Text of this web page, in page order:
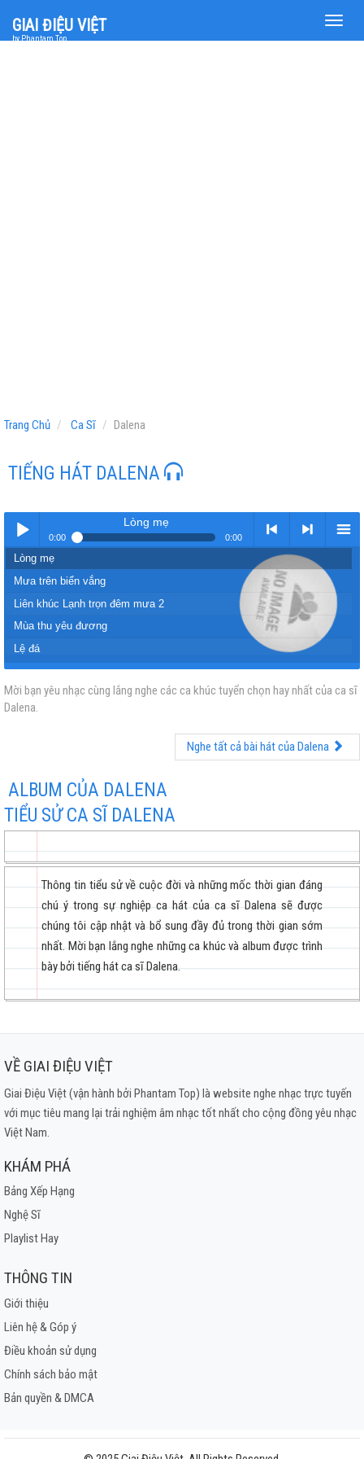
Toggle
GIAI ĐIỆU VIỆT
by Phantam Top
Trang Chủ Ca Sĩ Dalena
TIẾNG HÁT DALENA
Play /
pause
Lòng mẹ
0:00 0:00
<
previous
> nextmenu
Lòng mẹ
Mưa trên biển vắng
Liên khúc Lạnh trọn đêm mưa 2
Mùa thu yêu đương
Lệ đá
Tình bạn
Mời bạn yêu nhạc cùng lắng nghe các ca khúc tuyển chọn hay nhất của ca sĩ
Dalena.
Nghe tất cả bài hát của Dalena
ALBUM CỦA DALENA
TIỂU SỬ CA SĨ DALENA
Thông tin tiểu sử về cuộc đời và những mốc thời gian đáng
chú ý trong sự nghiệp ca hát của ca sĩ Dalena sẽ được
chúng tôi cập nhật và bổ sung đầy đủ trong thời gian sớm
nhất. Mời bạn lắng nghe những ca khúc và album được trình
bày bởi tiếng hát ca sĩ Dalena.
VỀ GIAI ĐIỆU VIỆT
Giai Điệu Việt (vận hành bởi Phantam Top) là website nghe nhạc trực tuyến
với mục tiêu mang lại trải nghiệm âm nhạc tốt nhất cho cộng đồng yêu nhạc
Việt Nam.
KHÁM PHÁ
Bảng Xếp Hạng
Nghệ Sĩ
Playlist Hay
THÔNG TIN
Giới thiệu
Liên hệ & Góp ý
Điều khoản sử dụng
Chính sách bảo mật
Bản quyền & DMCA